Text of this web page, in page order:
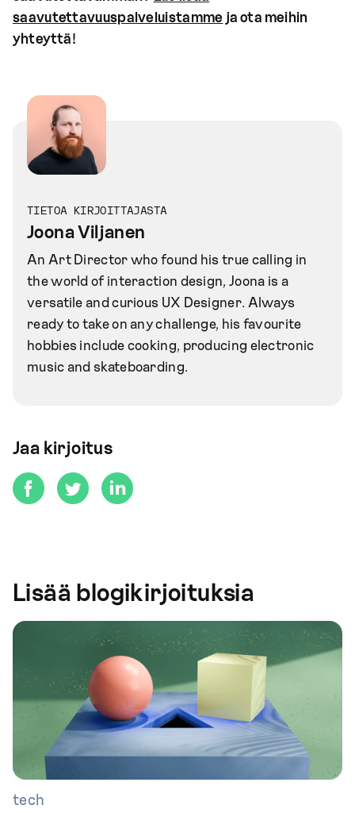
saavutettavuuspalveluistamme ja ota meihin
yhteyttä!
An Art Director who found his true calling in
the world of interaction design, Joona is a
versatile and curious UX Designer. Always
ready to take on any challenge, his favourite
hobbies include cooking, producing electronic
music and skateboarding.
TIETOA KIRJOITTAJASTA
Joona Viljanen
Jaa kirjoitus
Lisää blogikirjoituksia
tech